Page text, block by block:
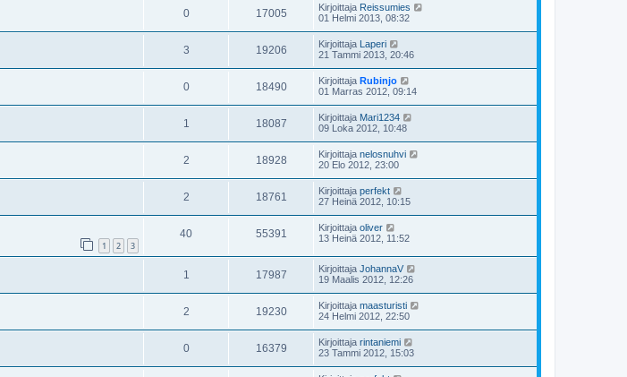
0 17005 Kirjoittaja Reissumies
01 Helmi 2013, 08:32
3 19206 Kirjoittaja Laperi
21 Tammi 2013, 20:46
0 18490 Kirjoittaja Rubinjo
01 Marras 2012, 09:14
1 18087 Kirjoittaja Mari1234
09 Loka 2012, 10:48
2 18928 Kirjoittaja nelosnuhvi
20 Elo 2012, 23:00
2 18761 Kirjoittaja perfekt
27 Heinä 2012, 10:15
1 2 3
40 55391 Kirjoittaja oliver
13 Heinä 2012, 11:52
1 17987 Kirjoittaja JohannaV
19 Maalis 2012, 12:26
2 19230 Kirjoittaja maasturisti
24 Helmi 2012, 22:50
0 16379 Kirjoittaja rintaniemi
23 Tammi 2012, 15:03